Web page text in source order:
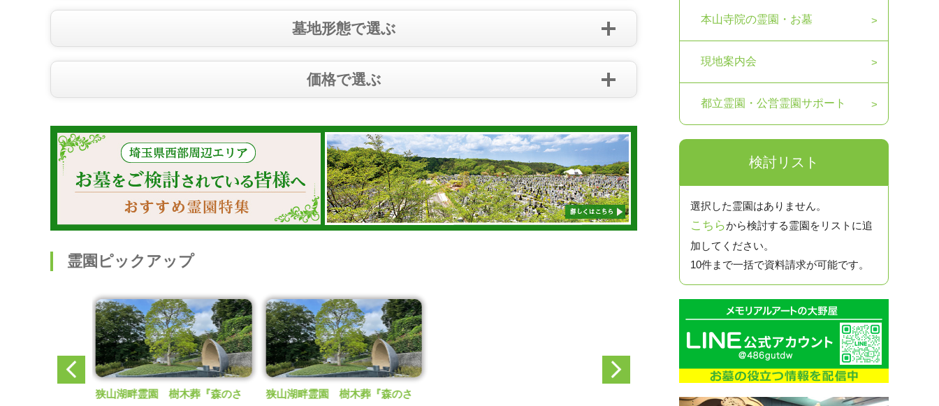
墓地形態で選ぶ
価格で選ぶ
霊園ピックアップ
狭山湖畔霊園 樹木葬『森のさ
狭山湖畔霊園 樹木葬『森のさ
本山寺院の霊園・お墓
現地案内会
都立霊園・公営霊園サポート
検討リスト
選択した霊園はありません。
こちらから検討する霊園をリストに追
加してください。
10件まで一括で資料請求が可能です。